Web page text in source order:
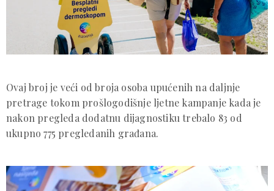
Ovaj broj je veći od broja osoba upućenih na daljnje
pretrage tokom prošlogodišnje ljetne kampanje kada je
nakon pregleda dodatnu dijagnostiku trebalo 83 od
ukupno 775 pregledanih građana.